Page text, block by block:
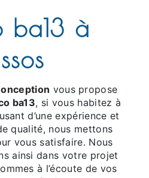
ba13 à
vous propose
ba13, si vous habitez à
d’une expérience et
qualité, nous mettons
vous satisfaire. Nous
ainsi dans votre projet
à l’écoute de vos